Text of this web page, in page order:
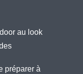
au look
préparer à